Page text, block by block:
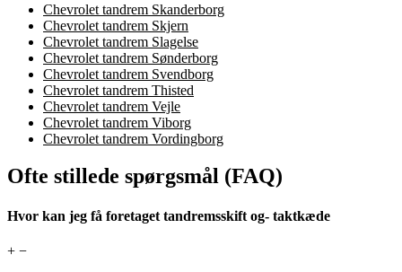
Chevrolet tandrem Skanderborg
Chevrolet tandrem Skjern
Chevrolet tandrem Slagelse
Chevrolet tandrem Sønderborg
Chevrolet tandrem Svendborg
Chevrolet tandrem Thisted
Chevrolet tandrem Vejle
Chevrolet tandrem Viborg
Chevrolet tandrem Vordingborg
Ofte stillede spørgsmål (FAQ)
Hvor kan jeg få foretaget tandremsskift og- taktkæde
+ −